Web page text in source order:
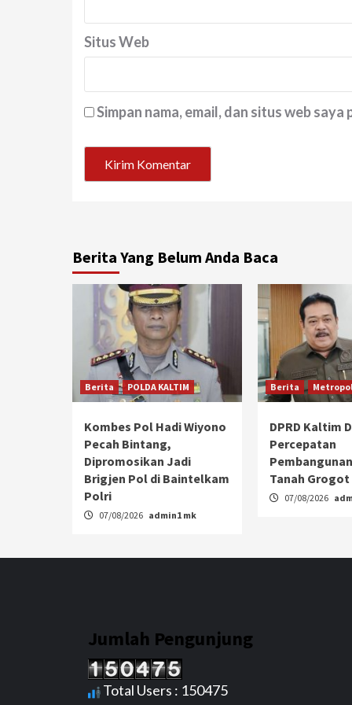
Situs Web
Simpan nama, email, dan situs web
Berita Yang Belum Anda Baca
Berita POLDA KALTIM
Kombes Pol Hadi Wiyono
Pecah Bintang,
Dipromosikan Jadi
Brigjen Pol di Baintelkam
Polri
07/08/2026 admin1 mk
Berita
DPRD Kaltim
Percepatan
Tanah Grogot
07/08/2026
Jumlah Pengunjung
Total Users : 150475